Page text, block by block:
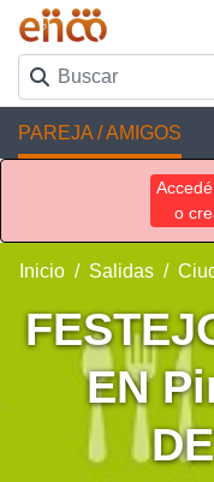
PAREJA / AMIGOS
o
Inicio Salidas
EN